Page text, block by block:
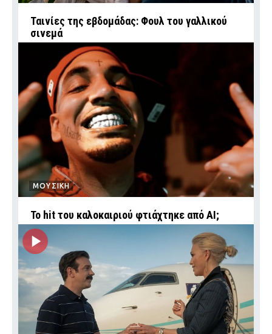
Ταινίες της εβδομάδας: Φουλ του γαλλικού
σινεμά
ΜΟΥΣΙΚΗ
Το hit του καλοκαιριού φτιάχτηκε από AI;